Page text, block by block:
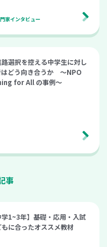
家インタビュー
路選択を控える中学生に対し
はどう向き合うか ～NPO
for All の事例～
事
学1~3年】基礎・応用・入試
に合ったオススメ教材